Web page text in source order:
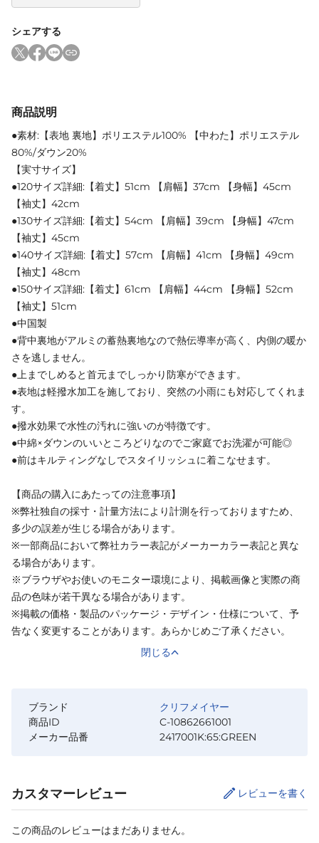
シェアする
商品説明
●素材:【表地 裏地】ポリエステル100% 【中わた】ポリエステル
80%/ダウン20%
【実寸サイズ】
●120サイズ詳細:【着丈】51cm 【肩幅】37cm 【身幅】45cm
【袖丈】42cm
●130サイズ詳細:【着丈】54cm 【肩幅】39cm 【身幅】47cm
【袖丈】45cm
●140サイズ詳細:【着丈】57cm 【肩幅】41cm 【身幅】49cm
【袖丈】48cm
●150サイズ詳細:【着丈】61cm 【肩幅】44cm 【身幅】52cm
【袖丈】51cm
●中国製
●背中裏地がアルミの蓄熱裏地なので熱伝導率が高く、内側の暖か
さを逃しません。
●上までしめると首元までしっかり防寒ができます。
●表地は軽撥水加工を施しており、突然の小雨にも対応してくれま
す。
●撥水効果で水性の汚れに強いのが特徴です。
●中綿×ダウンのいいところどりなのでご家庭でお洗濯が可能◎
●前はキルティングなしでスタイリッシュに着こなせます。
【商品の購入にあたっての注意事項】
※弊社独自の採寸・計量方法により計測を行っておりますため、
多少の誤差が生じる場合があります。
※一部商品において弊社カラー表記がメーカーカラー表記と異な
る場合があります。
※ブラウザやお使いのモニター環境により、掲載画像と実際の商
品の色味が若干異なる場合があります。
※掲載の価格・製品のパッケージ・デザイン・仕様について、予
告なく変更することがあります。あらかじめご了承ください。
閉じる
ブランド
クリフメイヤー
商品ID
C-10862661001
メーカー品番
2417001K:65:GREEN
カスタマーレビュー レビューを書く
この商品のレビューはまだありません。